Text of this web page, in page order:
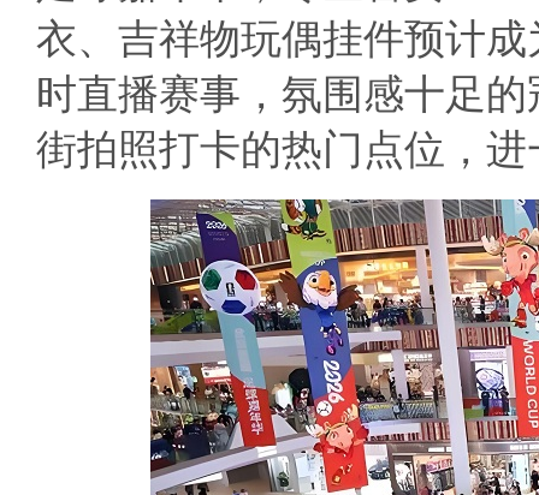
衣、吉祥物玩偶挂件预计
时直播赛事，氛围感十足
街拍照打卡的热门点位，